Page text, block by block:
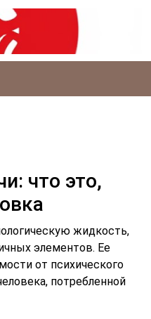
что это,
жидкость,
элементов. Ее
от психического
потребленной